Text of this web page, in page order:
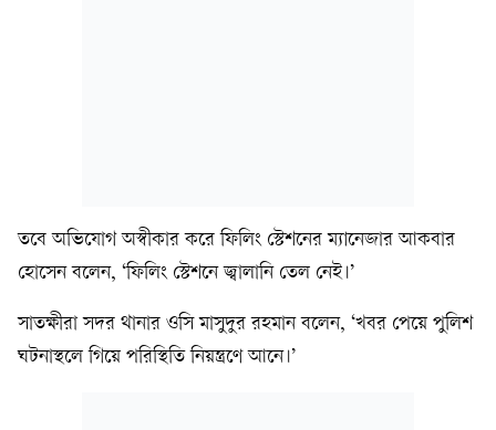
তবে অভিযোগ অস্বীকার করে ফিলিং স্টেশনের ম্যানেজার আকবার
হোসেন বলেন, ‘ফিলিং স্টেশনে জ্বালানি তেল নেই।’
সাতক্ষীরা সদর থানার ওসি মাসুদুর রহমান বলেন, ‘খবর পেয়ে পুলিশ
ঘটনাস্থলে গিয়ে পরিস্থিতি নিয়ন্ত্রণে আনে।’